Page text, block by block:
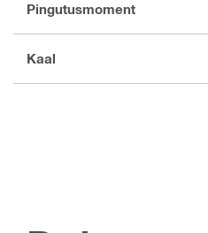
Pingutusmoment
Kaal